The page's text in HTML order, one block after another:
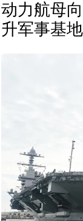
动力航母
升军事基